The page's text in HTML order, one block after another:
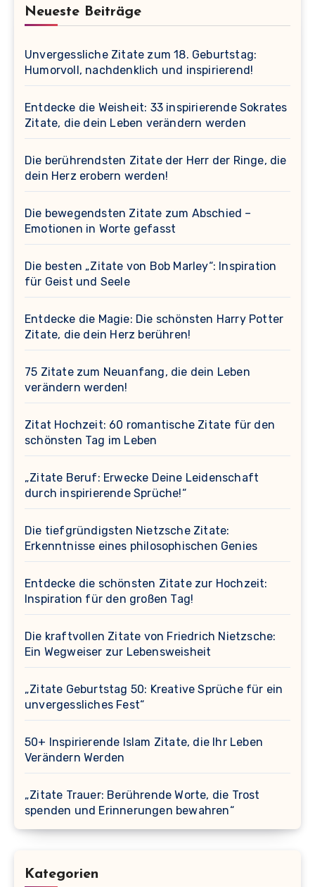
Neueste Beiträge
Unvergessliche Zitate zum 18. Geburtstag:
Humorvoll, nachdenklich und inspirierend!
Entdecke die Weisheit: 33 inspirierende Sokrates
Zitate, die dein Leben verändern werden
Die berührendsten Zitate der Herr der Ringe, die
dein Herz erobern werden!
Die bewegendsten Zitate zum Abschied –
Emotionen in Worte gefasst
Die besten „Zitate von Bob Marley“: Inspiration
für Geist und Seele
Entdecke die Magie: Die schönsten Harry Potter
Zitate, die dein Herz berühren!
75 Zitate zum Neuanfang, die dein Leben
verändern werden!
Zitat Hochzeit: 60 romantische Zitate für den
schönsten Tag im Leben
„Zitate Beruf: Erwecke Deine Leidenschaft
durch inspirierende Sprüche!“
Die tiefgründigsten Nietzsche Zitate:
Erkenntnisse eines philosophischen Genies
Entdecke die schönsten Zitate zur Hochzeit:
Inspiration für den großen Tag!
Die kraftvollen Zitate von Friedrich Nietzsche:
Ein Wegweiser zur Lebensweisheit
„Zitate Geburtstag 50: Kreative Sprüche für ein
unvergessliches Fest“
50+ Inspirierende Islam Zitate, die Ihr Leben
Verändern Werden
„Zitate Trauer: Berührende Worte, die Trost
spenden und Erinnerungen bewahren“
Kategorien